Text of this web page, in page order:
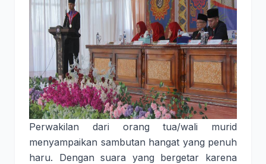
Perwakilan dari orang tua/wali murid
menyampaikan sambutan hangat yang penuh
haru. Dengan suara yang bergetar karena